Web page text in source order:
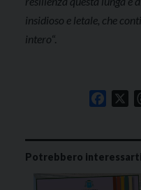
insidioso e letale, che
intero“.
Potrebbero